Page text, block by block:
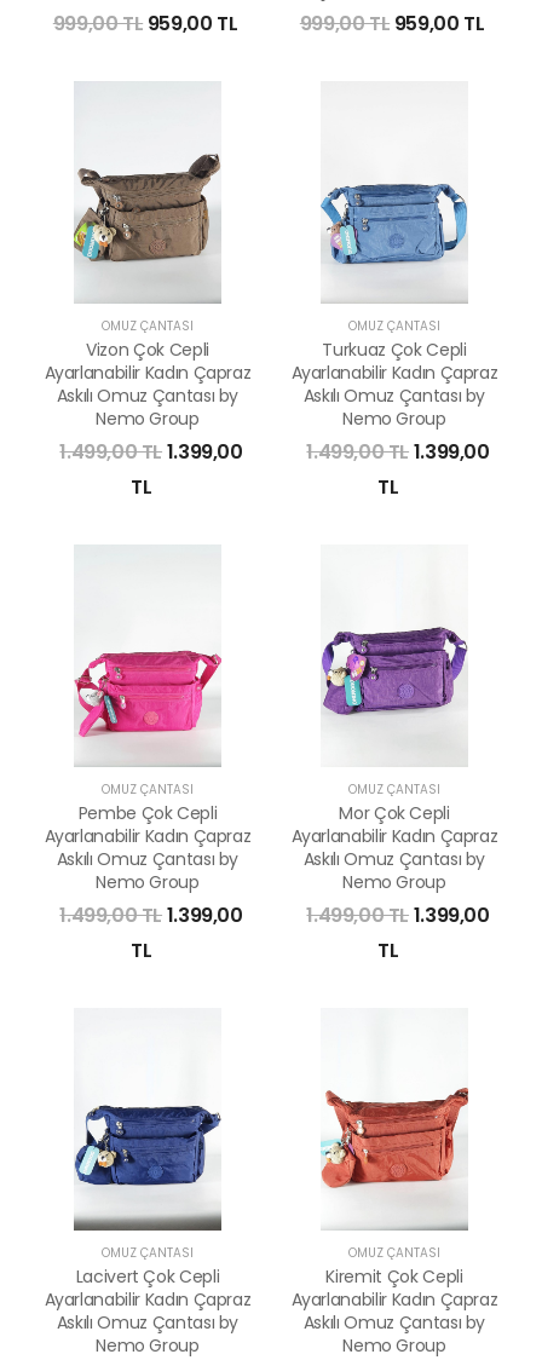
999,00 TL 959,00 TL 999,00 TL 959,00 TL
OMUZ ÇANTASI
Vizon Çok Cepli
Ayarlanabilir Kadın Çapraz
Askılı Omuz Çantası by
Nemo Group
1.499,00 TL1.399,00
TL
OMUZ ÇANTASI
Turkuaz Çok Cepli
Ayarlanabilir Kadın Çapraz
Askılı Omuz Çantası by
Nemo Group
1.499,00 TL1.399,00
TL
OMUZ ÇANTASI
Pembe Çok Cepli
Ayarlanabilir Kadın Çapraz
Askılı Omuz Çantası by
Nemo Group
1.499,00 TL1.399,00
TL
OMUZ ÇANTASI
Mor Çok Cepli
Ayarlanabilir Kadın Çapraz
Askılı Omuz Çantası by
Nemo Group
1.499,00 TL1.399,00
TL
OMUZ ÇANTASI
Lacivert Çok Cepli
Ayarlanabilir Kadın Çapraz
Askılı Omuz Çantası by
Nemo Group
OMUZ ÇANTASI
Kiremit Çok Cepli
Ayarlanabilir Kadın Çapraz
Askılı Omuz Çantası by
Nemo Group